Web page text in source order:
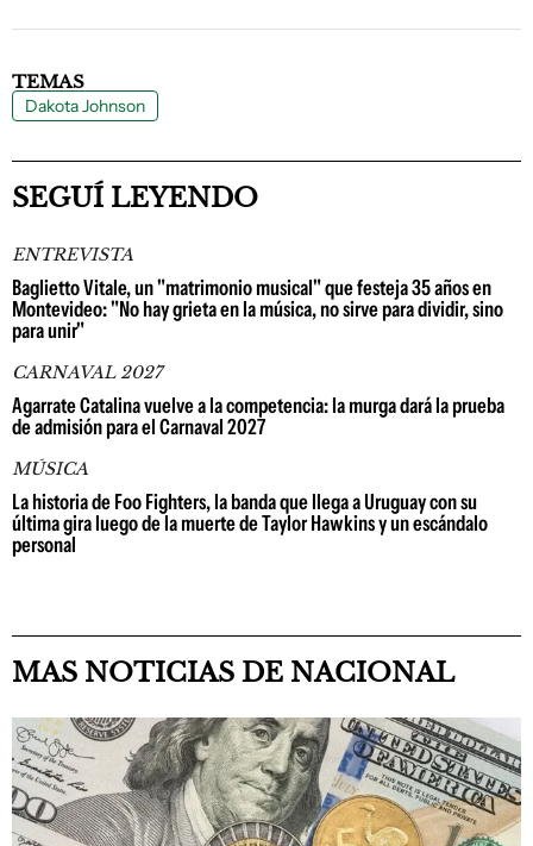
TEMAS
Dakota Johnson
SEGUÍ LEYENDO
ENTREVISTA
Baglietto Vitale, un "matrimonio musical" que festeja 35 años en
Montevideo: "No hay grieta en la música, no sirve para dividir, sino
para unir"
CARNAVAL 2027
Agarrate Catalina vuelve a la competencia: la murga dará la prueba
de admisión para el Carnaval 2027
MÚSICA
La historia de Foo Fighters, la banda que llega a Uruguay con su
última gira luego de la muerte de Taylor Hawkins y un escándalo
personal
MAS NOTICIAS DE NACIONAL